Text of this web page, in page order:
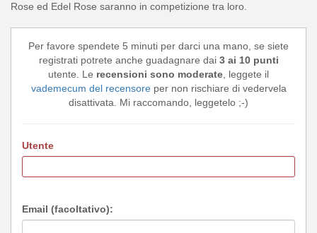
Rose ed Edel Rose saranno in competizione tra loro.
Per favore spendete 5 minuti per darci una mano, se siete
registrati potrete anche guadagnare dai 3 ai 10 punti
utente. Le recensioni sono moderate , leggete il
vademecum del recensoreper non rischiare di vedervela
disattivata. Mi raccomando, leggetelo ;-)
Utente
Email (facoltativo):